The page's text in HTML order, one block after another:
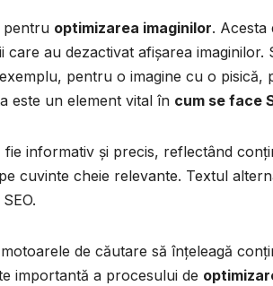
pentru optimizarea imaginilor. Acesta
au dezactivat afișarea
pentru o imagine cu o pisică,
este un element vital în cum se face
informativ și precis, reflectând
cuvinte cheie relevante. Textul
de căutare să înțeleagă
importantă a procesului de